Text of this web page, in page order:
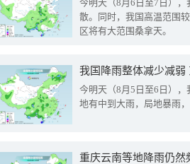
今明天（8月6日至7日）
散。同时，我国高温范围
区将有大范围桑拿天。
我国降雨整体减少减弱
今明天（8月5日至6日）
地有中到大雨，局地暴雨
重庆云南等地降雨仍然